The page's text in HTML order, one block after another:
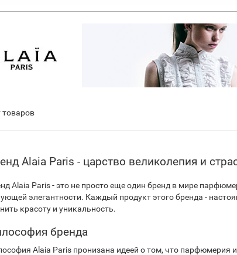
товаров
Alaia Paris - царство великолепия и
Alaia Paris - это не просто еще один бренд в мире
элегантности. Каждый продукт этого бренда -
красоту и уникальность.
бренда
Alaia Paris пронизана идеей о том, что парфюмерия и